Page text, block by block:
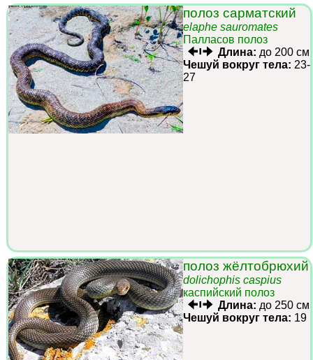
полоз сарматский
elaphe sauromates
Палласов полоз
Длина: до 200 см
Чешуй вокруг тела: 23-
27
полоз жёлтобрюхий
dolichophis caspius
каспийский полоз
Длина: до 250 см
Чешуй вокруг тела: 19